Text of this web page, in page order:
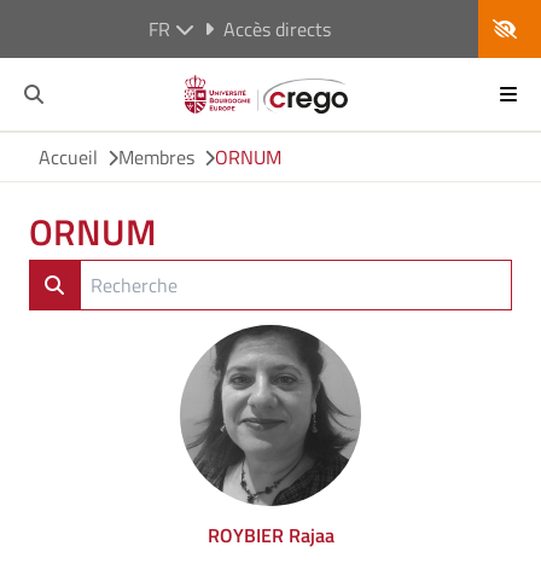
FR Accès directs
Accueil Membres ORNUM
ORNUM
ROYBIER Rajaa